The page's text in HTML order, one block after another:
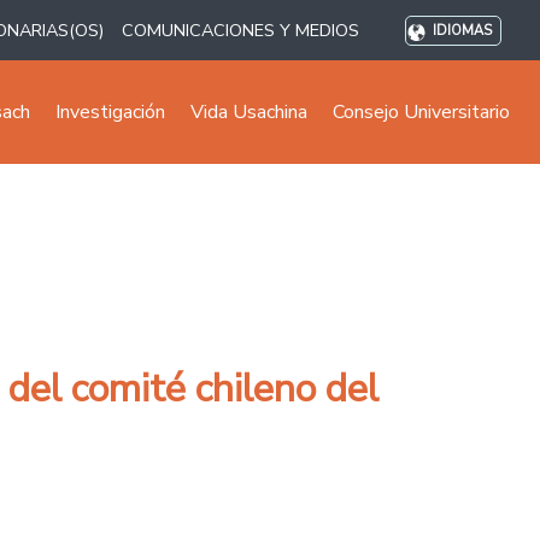
COMUNICACIONES Y MEDIOS IDIOMAS
Investigación Vida Usachina Consejo Universitario
comité chileno del